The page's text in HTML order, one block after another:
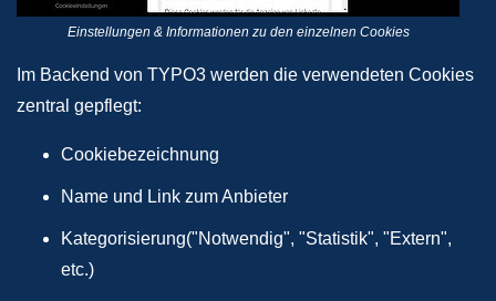
Einstellungen & Informationen zu den einzelnen Cookies
Im Backend von TYPO3 werden die verwendeten Cookies
zentral gepflegt:
Cookiebezeichnung
Name und Link zum Anbieter
Kategorisierung("Notwendig", "Statistik", "Extern",
etc.)